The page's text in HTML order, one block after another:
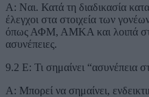
Α: Ναι. Κατά τη διαδικασία
έλεγχοι στα στοιχεία των
όπως ΑΦΜ, ΑΜΚΑ και λοιπά
ασυνέπειες.
9.2 Ε: Τι σημαίνει “ασυνέπεια
Α: Μπορεί να σημαίνει,